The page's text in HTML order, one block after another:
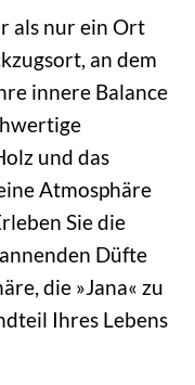
als nur ein Ort
an dem
innere Balance
und das
Atmosphäre
Sie die
Düfte
die »Jana« zu
Ihres Lebens